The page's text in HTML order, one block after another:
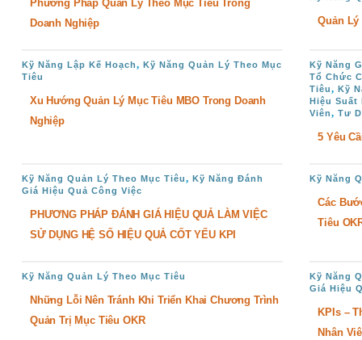
Phương Pháp Quản Lý Theo Mục Tiêu Trong
Doanh Nghiệp
Quản Lý
Kỹ Năng Lập Kế Hoạch, Kỹ Năng Quản Lý Theo Mục
Tiêu
Xu Hướng Quản Lý Mục Tiêu MBO Trong Doanh
Nghiệp
Kỹ Năng
Tổ Chức
Tiêu,Kỹ
Hiệu Suất
Viên,Tư
5 Yêu
Kỹ Năng Quản Lý Theo Mục Tiêu, Kỹ Năng Đánh
Giá Hiệu Quả Công Việc
PHƯƠNG PHÁP ĐÁNH GIÁ HIỆU QUẢ LÀM VIỆC
SỬ DỤNG HỆ SỐ HIỆU QUẢ CỐT YẾU KPI
Kỹ Năng
Các
Tiêu
Kỹ Năng Quản Lý Theo Mục Tiêu
Những Lỗi Nên Tránh Khi Triển Khai Chương Trình
Quản Trị Mục Tiêu OKR
Kỹ Năng
Giá Hiệu
KPIs –
Nhân